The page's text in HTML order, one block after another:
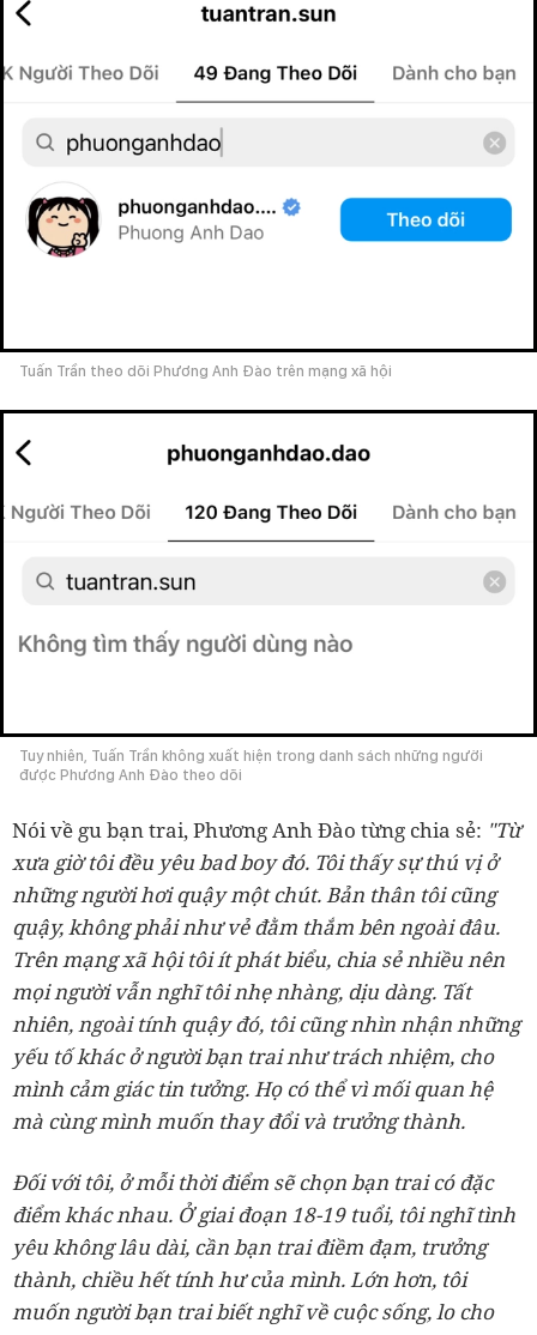
Tuấn Trần theo dõi Phương Anh Đào trên mạng xã hội
Tuy nhiên, Tuấn Trần không xuất hiện trong danh sách những người
được Phương Anh Đào theo dõi
Nói về gu bạn trai, Phương Anh Đào từng chia sẻ: "Từ
xưa giờ tôi đều yêu bad boy đó. Tôi thấy sự thú vị ở
những người hơi quậy một chút. Bản thân tôi cũng
quậy, không phải như vẻ đằm thắm bên ngoài đâu.
Trên mạng xã hội tôi ít phát biểu, chia sẻ nhiều nên
mọi người vẫn nghĩ tôi nhẹ nhàng, dịu dàng. Tất
nhiên, ngoài tính quậy đó, tôi cũng nhìn nhận những
yếu tố khác ở người bạn trai như trách nhiệm, cho
mình cảm giác tin tưởng. Họ có thể vì mối quan hệ
mà cùng mình muốn thay đổi và trưởng thành.
Đối với tôi, ở mỗi thời điểm sẽ chọn bạn trai có đặc
điểm khác nhau. Ở giai đoạn 18-19 tuổi, tôi nghĩ tình
yêu không lâu dài, cần bạn trai điềm đạm, trưởng
thành, chiều hết tính hư của mình. Lớn hơn, tôi
muốn người bạn trai biết nghĩ về cuộc sống, lo cho